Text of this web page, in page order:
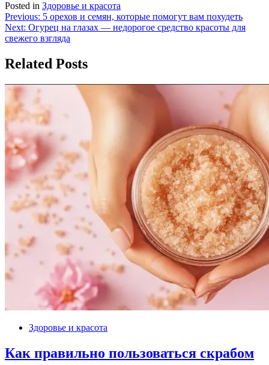
Posted in Здоровье и красота
Навигация
по
Previous: 5 орехов и семян, которые помогут вам похудеть
Next: Огурец на глазах — недорогое средство красоты для
свежего взгляда
Related Posts
Здоровье и красота
Как правильно пользоваться скрабом